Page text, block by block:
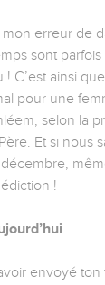
mon erreur de
sont
! C’est ainsi
pour une
selon la
Et si nous
!
envoyé